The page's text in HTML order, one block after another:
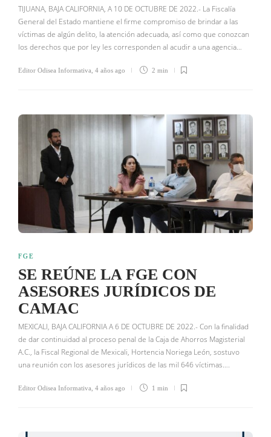
TIJUANA, BAJA CALIFORNIA, A 10 DE OCTUBRE DE 2022.- La Fiscalía
General del Estado mantiene el firme compromiso de brindar a las
víctimas de algún delito, la atención adecuada, así como que conozcan
los derechos que por ley les corresponden al acudir a una agencia…
Editor Odisea Informativa 4 años ago 2 min
FGE
SE REÚNE LA FGE CON
ASESORES JURÍDICOS DE
CAMAC
MEXICALI, BAJA CALIFORNIA A 6 DE OCTUBRE DE 2022.- Con la finalidad
de dar continuidad al proceso penal de la Caja de Ahorros Magisterial
A.C., la Fiscal Regional de Mexicali, Hortencia Noriega León, sostuvo
una reunión con los asesores jurídicos de las mil 646 víctimas….
Editor Odisea Informativa 4 años ago 1 min